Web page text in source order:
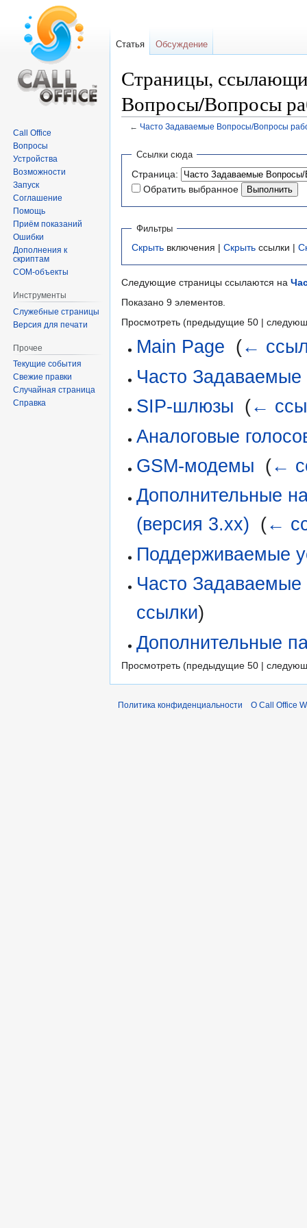
Страницы,
Вопросы/Вопросы
← Часто Задаваемые Вопросы/Вопросы
Перейти
навигации
Перейти
поиску
Ссылки сюда
Страница:
Обратить выбранное
Фильтры
Скрыть включения | Скрыть ссылки |
Следующие страницы ссылаются на
Показано 9 элементов.
Просмотреть (предыдущие 50 |
Main Page (←
Часто
SIP-шлюзы (←
Аналоговые
GSM-модемы (←
Дополнительные
(версия 3.xx) (←
Поддерживаемые
Часто
ссылки)
Дополнительные
Просмотреть (предыдущие 50 |
Статья Обсуждение
Call Office
Вопросы
Устройства
Возможности
Запуск
Соглашение
Помощь
Приём показаний
Ошибки
Дополнения к
скриптам
COM-объекты
Инструменты
Служебные страницы
Версия для печати
Прочее
Текущие события
Свежие правки
Случайная страница
Справка
Политика конфиденциальности О Call Office